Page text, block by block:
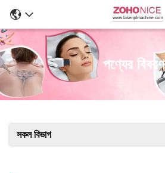
পণ্যের বিবরণ
সকল বিভাগ